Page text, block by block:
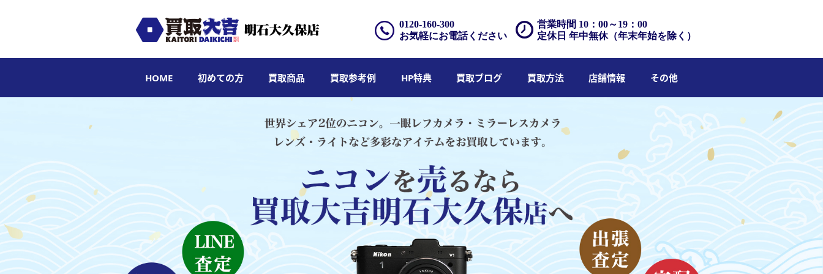
営業時間 10：00～19：00
定休日 年中無休（年末年始を除く）
0120-160-300
お気軽にお電話ください
HOME 初めての方 買取商品 買取参考例 HP特典 買取ブログ 買取方法 店舗情報 その他